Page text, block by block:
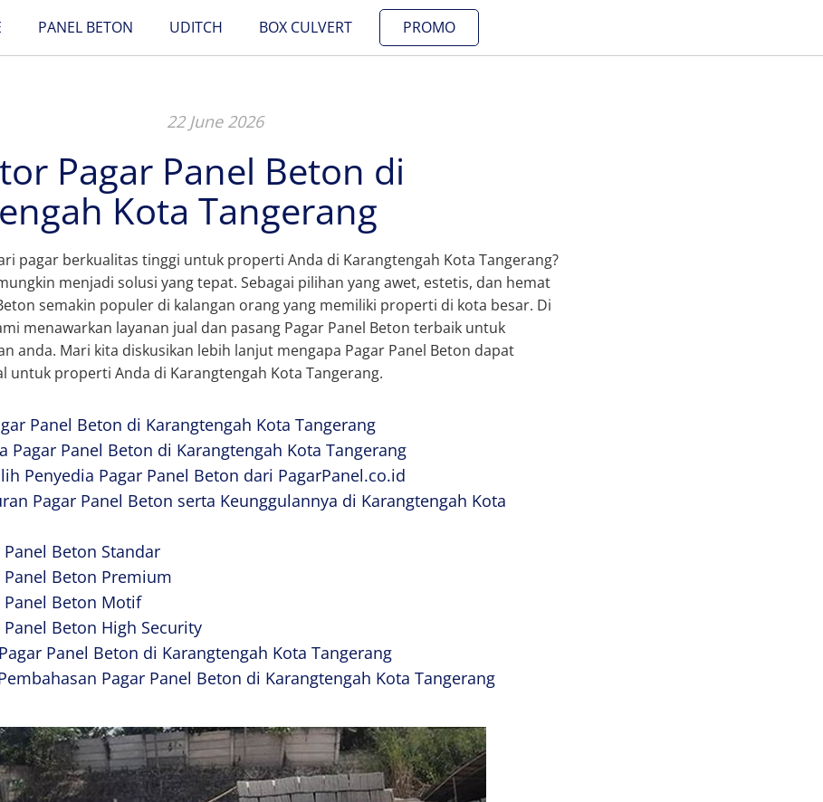
PANEL BETON UDITCH BOX CULVERT PROMO
22 June 2026
Pagar Panel Beton di
Kota Tangerang
pagar berkualitas tinggi untuk properti Anda di Karangtengah Kota Tangerang?
menjadi solusi yang tepat. Sebagai pilihan yang awet, estetis, dan hemat
semakin populer di kalangan orang yang memiliki properti di kota besar. Di
menawarkan layanan jual dan pasang Pagar Panel Beton terbaik untuk
anda. Mari kita diskusikan lebih lanjut mengapa Pagar Panel Beton dapat
untuk properti Anda di Karangtengah Kota Tangerang.
Panel Beton di Karangtengah Kota Tangerang
Pagar Panel Beton di Karangtengah Kota Tangerang
Penyedia Pagar Panel Beton dari PagarPanel.co.id
Pagar Panel Beton serta Keunggulannya di Karangtengah Kota
Panel Beton Standar
Panel Beton Premium
Panel Beton Motif
Panel Beton High Security
Panel Beton di Karangtengah Kota Tangerang
Pagar Panel Beton di Karangtengah Kota Tangerang